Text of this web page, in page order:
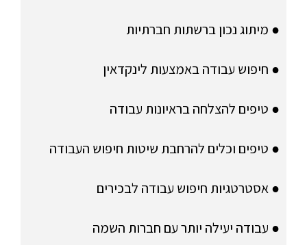
● מיתוג נכון ברשתות חברתיות
● חיפוש עבודה באמצעות לינקדאין
● טיפים להצלחה בראיונות עבודה
● טיפים וכלים להרחבת שיטות חיפוש העבודה
● אסטרטגיות חיפוש עבודה לבכירים
● עבודה יעילה יותר עם חברות השמה